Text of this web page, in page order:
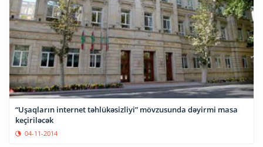
“Uşaqların internet təhlükəsizliyi” mövzusunda dəyirmi masa
keçiriləcək
04-11-2014